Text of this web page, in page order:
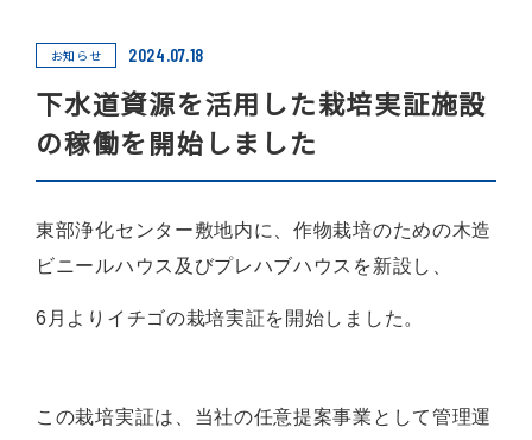
お知らせ 2024.07.18
下⽔道資源を活⽤した栽培実証施設
の稼働を開始しました
東部浄化センター敷地内に、作物栽培のための⽊造
ビニールハウス及びプレハブハウスを新設し、
6⽉よりイチゴの栽培実証を開始しました。
この栽培実証は、当社の任意提案事業として管理運